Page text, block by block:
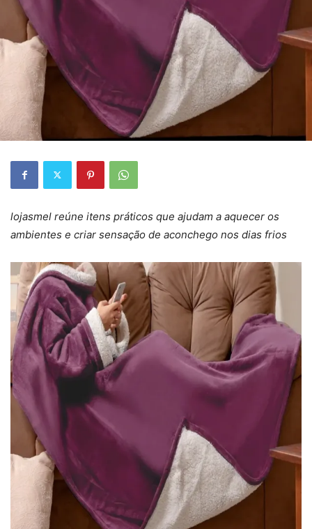
lojasmel reúne itens práticos que ajudam a aquecer os
ambientes e criar sensação de aconchego nos dias frios